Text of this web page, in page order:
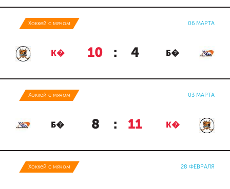
Хоккей с мячом 06 МАРТА
К� 10 : 4 Б�
Хоккей с мячом 03 МАРТА
Б� 8 : 11 К�
Хоккей с мячом 28 ФЕВРАЛЯ